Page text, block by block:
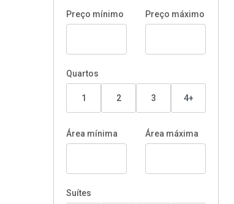
Preço mínimo Preço máximo
Quartos
1 2 3 4+
Área mínima Área máxima
Suítes